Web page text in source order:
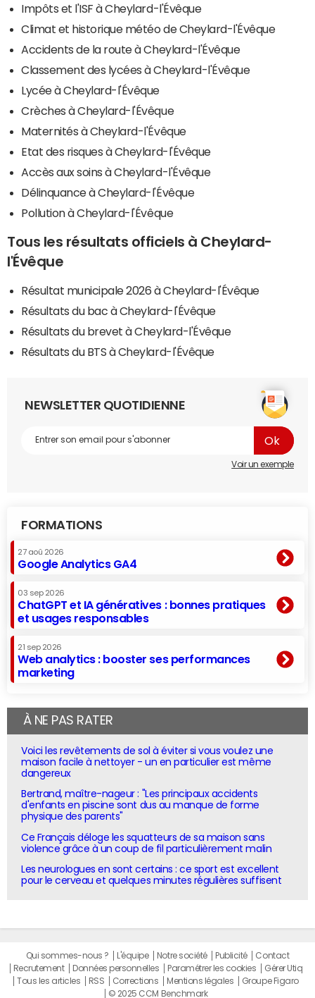
Impôts et l'ISF à Cheylard-l'Évêque
Climat et historique météo de Cheylard-l'Évêque
Accidents de la route à Cheylard-l'Évêque
Classement des lycées à Cheylard-l'Évêque
Lycée à Cheylard-l'Évêque
Crèches à Cheylard-l'Évêque
Maternités à Cheylard-l'Évêque
Etat des risques à Cheylard-l'Évêque
Accès aux soins à Cheylard-l'Évêque
Délinquance à Cheylard-l'Évêque
Pollution à Cheylard-l'Évêque
Tous les résultats officiels à Cheylard-
l'Évêque
Résultat municipale 2026 à Cheylard-l'Évêque
Résultats du bac à Cheylard-l'Évêque
Résultats du brevet à Cheylard-l'Évêque
Résultats du BTS à Cheylard-l'Évêque
NEWSLETTER QUOTIDIENNE
Voir un exemple
FORMATIONS
27 aoû 2026
Google Analytics GA4
03 sep 2026
ChatGPT et IA génératives : bonnes pratiques
et usages responsables
21 sep 2026
Web analytics : booster ses performances
marketing
À NE PAS RATER
Voici les revêtements de sol à éviter si vous voulez une
maison facile à nettoyer - un en particulier est même
dangereux
Bertrand, maître-nageur : "Les principaux accidents
d'enfants en piscine sont dus au manque de forme
physique des parents"
Ce Français déloge les squatteurs de sa maison sans
violence grâce à un coup de fil particulièrement malin
Les neurologues en sont certains : ce sport est excellent
pour le cerveau et quelques minutes régulières suffisent
Qui sommes-nous ? L'équipe Notre société Publicité
Contact
Recrutement
Données personnelles Paramétrer les cookies
Gérer Utiq
Tous les articles
RSS Corrections Mentions légales
Groupe Figaro
© 2025 CCM Benchmark